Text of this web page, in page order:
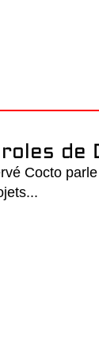
de
Cocto